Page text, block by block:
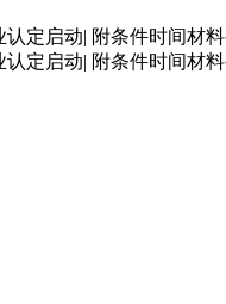
定启动| 附条件时间材
定启动| 附条件时间材